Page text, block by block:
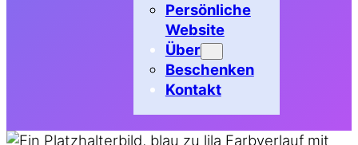
Persönliche
Website
Über
Beschenken
Kontakt